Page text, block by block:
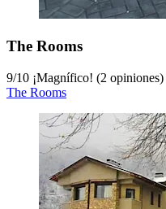
The Rooms
9/10 ¡Magnífico! (2 opiniones)
The Rooms